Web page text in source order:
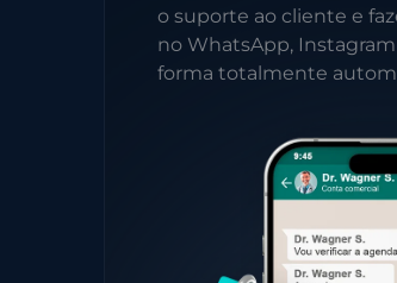
o suporte ao cliente e
no WhatsApp,
forma totalmente